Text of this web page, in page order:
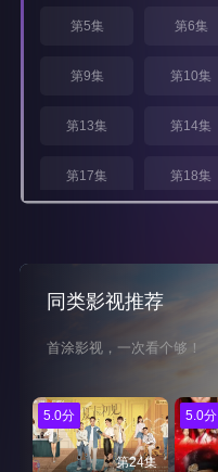
第5集 第6集
第9集 第10集
第13集 第14集
第17集 第18集
同类影视推荐
首涂影视，一次看个够！
5.0分
第24集
5.0分